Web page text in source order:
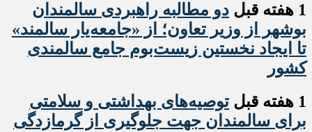
1 هفته قبل
دو مطالبه راهبردی سالمندان
بوشهر از وزیر تعاون؛ از «جامعه‌یار سالمند»
تا ایجاد نخستین زیست‌بوم جامع سالمندی
کشور
1 هفته قبل
️توصیه‌های بهداشتی و سلامتی
برای سالمندان جهت جلوگیری از گرمازدگی